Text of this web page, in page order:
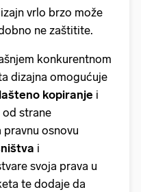
vrlo brzo može
ne zaštitite.
konkurentnom
dizajna omogućuje
kopiranje i
strane
pravnu osnovu
i
svoja prava u
te dodaje da